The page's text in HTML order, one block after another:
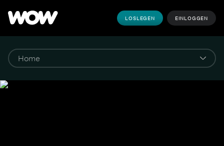
LOSLEGEN EINLOGGEN